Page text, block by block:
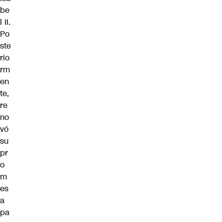
be
l II.
Po
ste
rio
rm
en
te,
re
no
vó
su
pr
o
m
es
a
pa